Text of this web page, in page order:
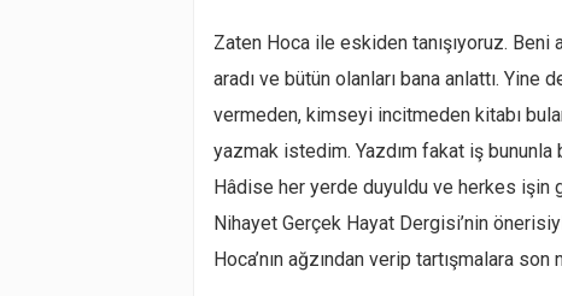
Zaten Hoca ile eskiden tanışıyoruz.
aradı ve bütün olanları bana anlattı. Yine
vermeden, kimseyi incitmeden kitabı
yazmak istedim. Yazdım fakat iş
Hâdise her yerde duyuldu ve herkes işin
Nihayet Gerçek Hayat Dergisi’nin
Hoca’nın ağzından verip tartışmalara